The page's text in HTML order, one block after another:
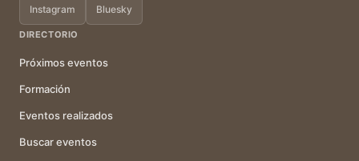
Instagram Bluesky
DIRECTORIO
Próximos eventos
Formación
Eventos realizados
Buscar eventos